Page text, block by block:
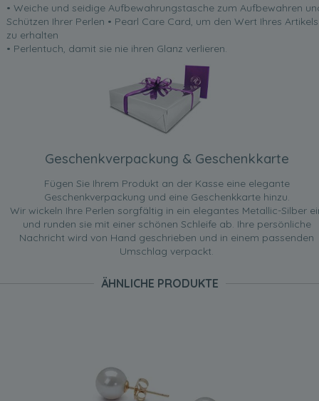
• Weiche und seidige Aufbewahrungstasche zum Aufbewahren
Schützen Ihrer Perlen • Pearl Care Card, um den Wert Ihres Artikels
zu erhalten
• Perlentuch, damit sie nie ihren Glanz verlieren.
Geschenkverpackung & Geschenkkarte
Fügen Sie Ihrem Produkt an der Kasse eine elegante
Geschenkverpackung und eine Geschenkkarte hinzu.
Wir wickeln Ihre Perlen sorgfältig in ein elegantes Metallic-Silber
und runden sie mit einer schönen Schleife ab. Ihre persönliche
Nachricht wird von Hand geschrieben und in einem passenden
Umschlag verpackt.
ÄHNLICHE PRODUKTE